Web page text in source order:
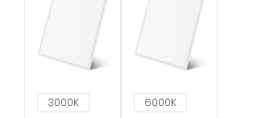
3000K
6000K